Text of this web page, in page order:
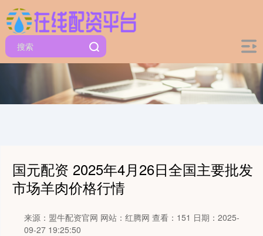
国元配资 2025年4月26日全国主要批发
市场羊肉价格行情
来源：盟牛配资官网 网站：红腾网 查看：151 日期：2025-
09-27 19:25:50